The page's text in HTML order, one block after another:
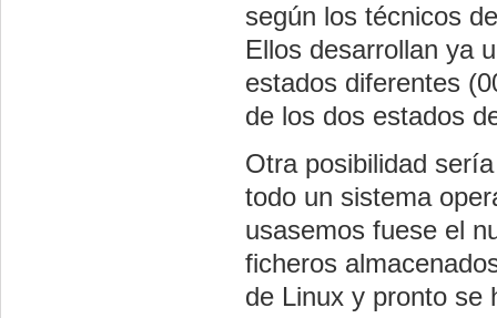
según los técnicos
Ellos desarrollan ya
estados diferentes
de los dos estados
Otra posibilidad
todo un sistema
usasemos fuese el
ficheros
de Linux y pronto se